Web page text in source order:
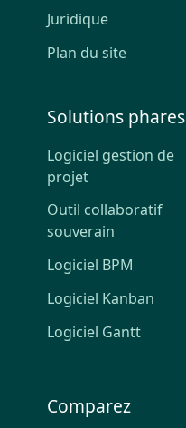
Juridique
Plan du site
Solutions phares
Logiciel gestion de
projet
Outil collaboratif
souverain
Logiciel BPM
Logiciel Kanban
Logiciel Gantt
Comparez